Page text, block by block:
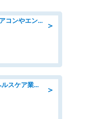
＞
自動車工場で働こう!カーエアコンやエンジンの製造・加工業務/寮完備 denso aichi
＞
08月開始/「土日祝休み」ヘルスケア業界の産業保健師/高時給/未経験OK/要資格:保健師、正看護師